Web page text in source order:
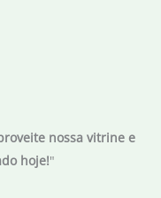
nossa vitrine e
hoje!"